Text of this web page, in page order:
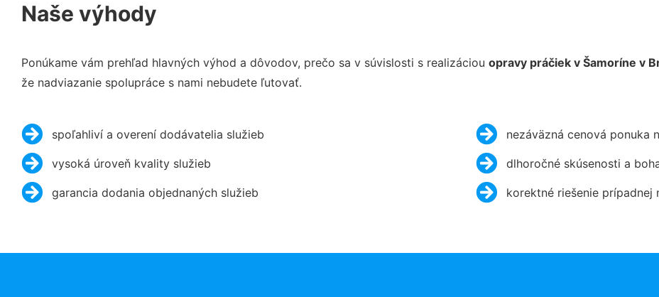
Naše výhody
Ponúkame vám prehľad hlavných výhod a dôvodov, prečo sa v súvislosti s realizáciou opravy práčiek v Šamoríne v
že nadviazanie spolupráce s nami nebudete ľutovať.
spoľahliví a overení dodávatelia služieb
vysoká úroveň kvality služieb
garancia dodania objednaných služieb
nezáväzná cenová ponuka
dlhoročné skúsenosti a
korektné riešenie prípadnej